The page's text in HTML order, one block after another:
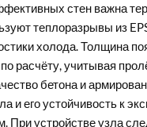
стен важна
теплоразрывы из
холода. Толщина
расчёту, учитывая
бетона и
и его устойчивость к
При устройстве узла